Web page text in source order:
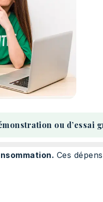
?
Ces
ou d’essai